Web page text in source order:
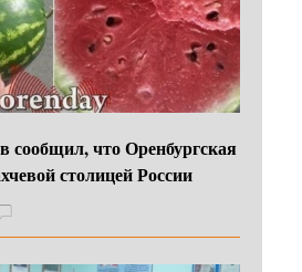
сообщил, что Оренбургская
столицей России